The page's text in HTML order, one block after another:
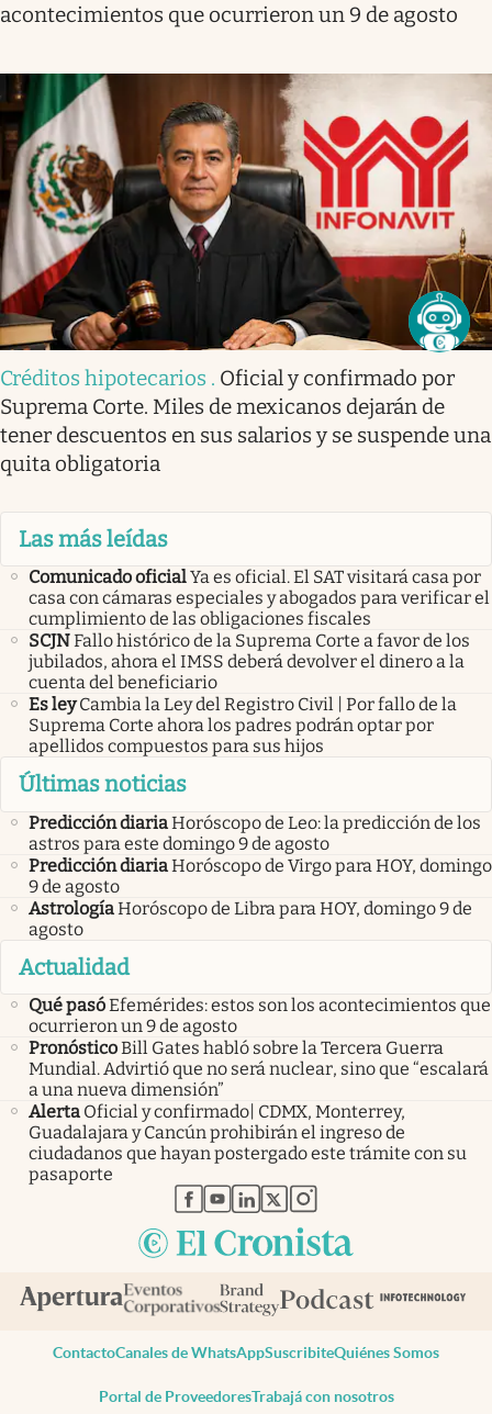
acontecimientos que ocurrieron un 9 de agosto
Créditos hipotecarios . Oficial y confirmado por
Suprema Corte. Miles de mexicanos dejarán de
tener descuentos en sus salarios y se suspende una
quita obligatoria
Las más leídas
Comunicado oficialYa es oficial. El SAT visitará casa por
casa con cámaras especiales y abogados para verificar el
cumplimiento de las obligaciones fiscales
SCJNFallo histórico de la Suprema Corte a favor de los
jubilados, ahora el IMSS deberá devolver el dinero a la
cuenta del beneficiario
Es ley Cambia la Ley del Registro Civil | Por fallo de la
Suprema Corte ahora los padres podrán optar por
apellidos compuestos para sus hijos
Últimas noticias
Predicción diariaHoróscopo de Leo: la predicción de los
astros para este domingo 9 de agosto
Predicción diariaHoróscopo de Virgo para HOY, domingo
9 de agosto
AstrologíaHoróscopo de Libra para HOY, domingo 9 de
agosto
Actualidad
Qué pasóEfemérides: estos son los acontecimientos que
ocurrieron un 9 de agosto
PronósticoBill Gates habló sobre la Tercera Guerra
Mundial. Advirtió que no será nuclear, sino que “escalará
a una nueva dimensión”
Alerta Oficial y confirmado| CDMX, Monterrey,
Guadalajara y Cancún prohibirán el ingreso de
ciudadanos que hayan postergado este trámite con su
pasaporte
abre en nueva pestaña
abre en nueva pestaña
abre en nueva pestaña
abre en nueva pestaña
abre en nueva pestaña
ContactoCanales de WhatsAppSuscribiteQuiénes Somos
Portal de ProveedoresTrabajá con nosotros